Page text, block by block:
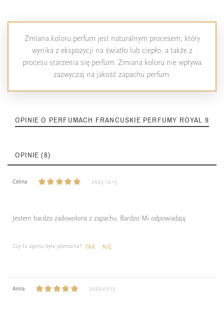
Zmiana koloru perfum jest naturalnym procesem, który
wynika z ekspozycji na światło lub ciepło, a także z
procesu starzenia się perfum. Zmiana koloru nie wpływa
zazwyczaj na jakość zapachu perfum.
OPINIE O PERFUMACH FRANCUSKIE PERFUMY ROYAL 9
OPINIE (8)
Celina 2025-12-15
Jestem bardzo zadowolona z zapachu. Bardzo Mi odpowiadają.
Czy ta opinia była pomocna? TAK NIE
Anna 2023-07-13